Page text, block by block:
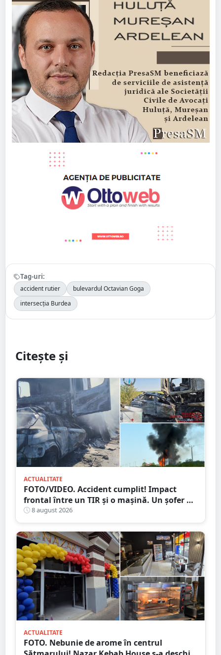
Tag-uri:
accident rutier
bulevardul Octavian Goga
intersecția Burdea
Citește și
ACTUALITATE
FOTO/VIDEO. Accident cumplit! Impact
frontal între un TIR și o mașină. Un șofer a
murit carbonizat
8 august 2026
ACTUALITATE
FOTO. Nebunie de arome în centrul